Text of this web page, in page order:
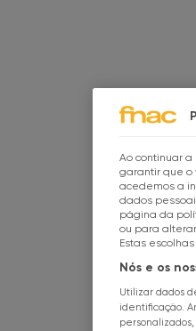
Ao continuar
garantir que o
acedemos a
dados
página da
ou para
Estas
Nós e os
Utilizar dados
identificação.